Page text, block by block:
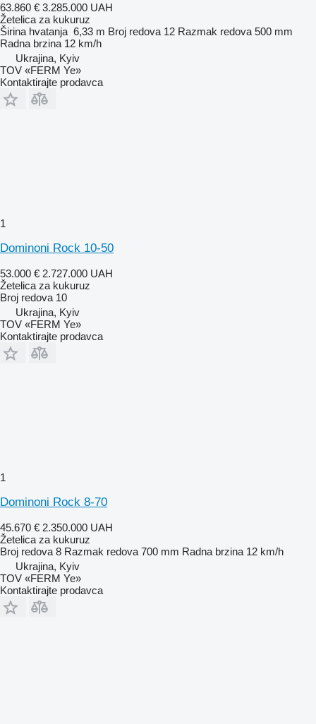
63.860 € 3.285.000 UAH
Žetelica za kukuruz
Širina hvatanja 6,33 m Broj redova 12 Razmak redova 500 mm
Radna brzina 12 km/h
Ukrajina, Kyiv
TOV «FERM Ye»
Kontaktirajte prodavca
1
Dominoni Rock 10-50
53.000 € 2.727.000 UAH
Žetelica za kukuruz
Broj redova 10
Ukrajina, Kyiv
TOV «FERM Ye»
Kontaktirajte prodavca
1
Dominoni Rock 8-70
45.670 € 2.350.000 UAH
Žetelica za kukuruz
Broj redova 8 Razmak redova 700 mm Radna brzina 12 km/h
Ukrajina, Kyiv
TOV «FERM Ye»
Kontaktirajte prodavca